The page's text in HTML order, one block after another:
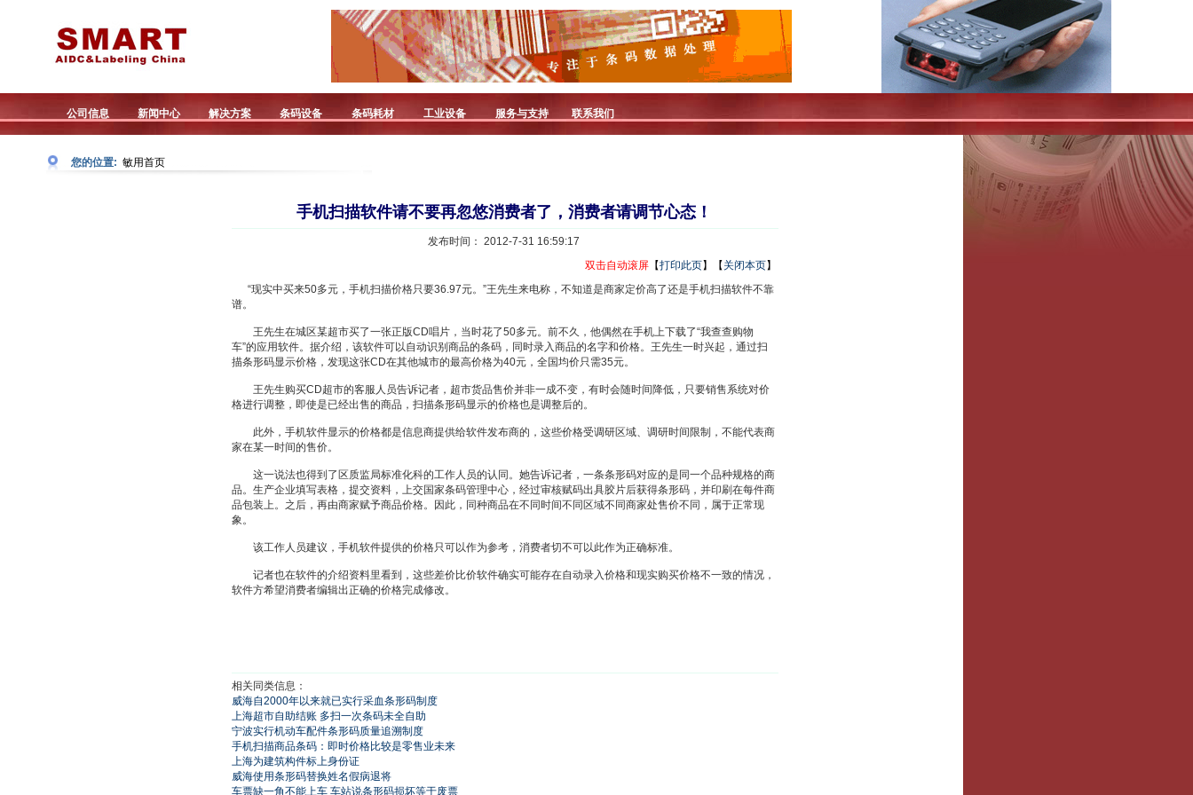
公司信息 新闻中心 解决方案 条码设备 条码耗材 工业设备 服务与支持 联系我们
您的位置: 敏用首页
手机扫描软件请不要再忽悠消费者了，消费者请调节心态！
发布时间： 2012-7-31 16:59:17
双击自动滚屏【打印此页】【 关闭本页】
“现实中买来50多元，手机扫描价格只要36.97元。”王先生来电称，不知道是商家定价高了还是手机扫描软件不靠
谱。
王先生在城区某超市买了一张正版CD唱片，当时花了50多元。前不久，他偶然在手机上下载了“我查查购物
车”的应用软件。据介绍，该软件可以自动识别商品的条码，同时录入商品的名字和价格。王先生一时兴起，通过扫
描条形码显示价格，发现这张CD在其他城市的最高价格为40元，全国均价只需35元。
王先生购买CD超市的客服人员告诉记者，超市货品售价并非一成不变，有时会随时间降低，只要销售系统对价
格进行调整，即使是已经出售的商品，扫描条形码显示的价格也是调整后的。
此外，手机软件显示的价格都是信息商提供给软件发布商的，这些价格受调研区域、调研时间限制，不能代表商
家在某一时间的售价。
这一说法也得到了区质监局标准化科的工作人员的认同。她告诉记者，一条条形码对应的是同一个品种规格的商
品。生产企业填写表格，提交资料，上交国家条码管理中心，经过审核赋码出具胶片后获得条形码，并印刷在每件商
品包装上。之后，再由商家赋予商品价格。因此，同种商品在不同时间不同区域不同商家处售价不同，属于正常现
象。
该工作人员建议，手机软件提供的价格只可以作为参考，消费者切不可以此作为正确标准。
记者也在软件的介绍资料里看到，这些差价比价软件确实可能存在自动录入价格和现实购买价格不一致的情况，
软件方希望消费者编辑出正确的价格完成修改。
相关同类信息：
威海自2000年以来就已实行采血条形码制度
上海超市自助结账 多扫一次条码未全自助
宁波实行机动车配件条形码质量追溯制度
手机扫描商品条码：即时价格比较是零售业未来
上海为建筑构件标上身份证
威海使用条形码替换姓名假病退将
车票缺一角不能上车 车站说条形码损坏等于废票